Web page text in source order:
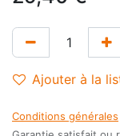
Ajouter à la
Conditions générales